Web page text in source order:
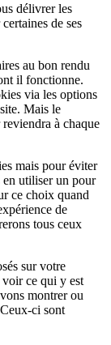
délivrer les
de ses
au bon rendu
il fonctionne.
via les options
Mais le
reviendra à chaque
mais pour éviter
en utiliser un pour
ce choix quand
de
tous ceux
sur votre
ce qui y est
montrer ou
ci sont